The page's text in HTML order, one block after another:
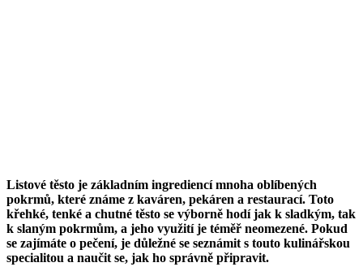
Listové těsto je základním ingrediencí mnoha oblíbených
pokrmů, které známe z kaváren, pekáren a restaurací. Toto
křehké, tenké a chutné těsto se výborně hodí jak k sladkým, tak
k slaným pokrmům, a jeho využití je téměř neomezené. Pokud
se zajímáte o pečení, je důležné se seznámit s touto kulinářskou
specialitou a naučit se, jak ho správně připravit.